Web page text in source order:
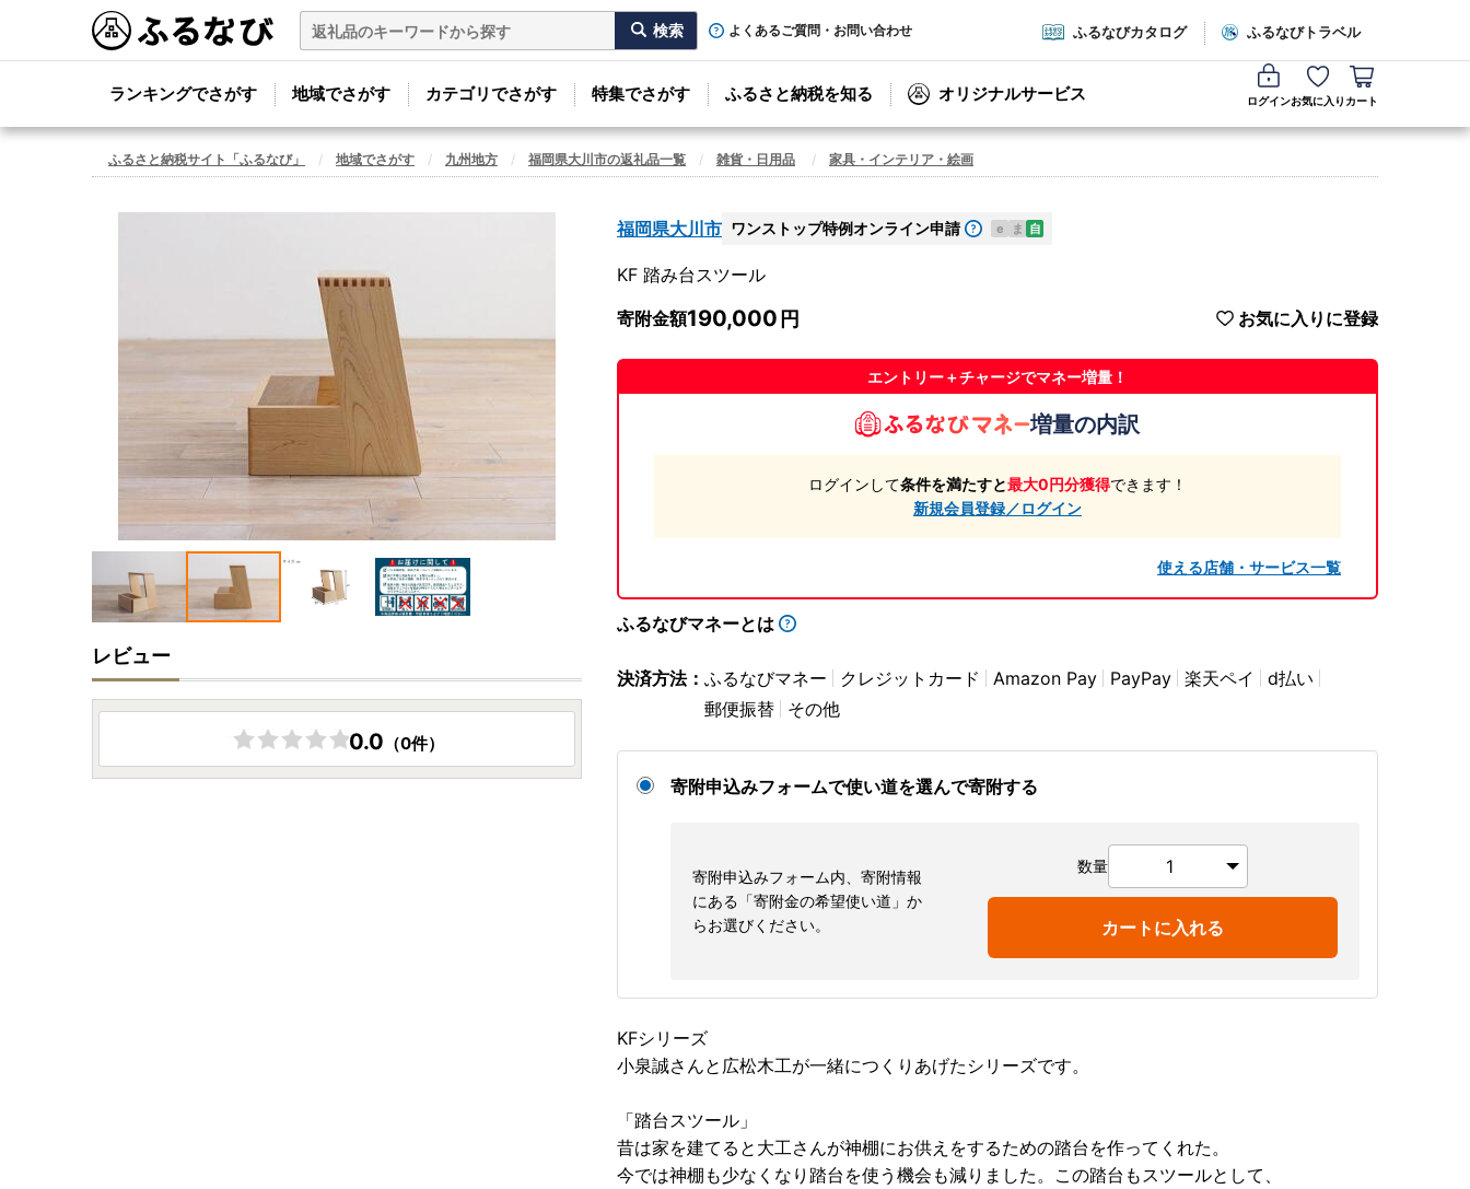
よくあるご質問・お問い合わせ ふるなびカタログ ふるなびトラベル
ランキングでさがす 地域でさがす カテゴリでさがす 特集でさがす ふるさと納税を知る オリジナルサービス ログインお気に入り カート
ふるさと納税サイト「ふるなび」 地域でさがす 九州地方 福岡県大川市の返礼品一覧 雑貨・日用品 家具・インテリア・絵画
福岡県大川市 ワンストップ特例オンライン申請 e ま 自
KF 踏み台スツール
寄附金額190,000 お気に入りに登録
エントリー＋チャージでマネー増量！
増量の内訳
ログインして条件を満たすと最大0円分獲得できます！
新規会員登録／ログイン
使える店舗・サービス一覧
ふるなびマネーとは
決済方法： ふるなびマネー クレジットカード Amazon Pay PayPay 楽天ペイ
d払い
郵便振替
その他
寄附申込みフォームで使い道を選んで寄附する
寄附申込みフォーム内、寄附情報
にある「寄附金の希望使い道」か
らお選びください。
数量
カートに入れる
KFシリーズ
小泉誠さんと広松木工が一緒につくりあげたシリーズです。
「踏台スツール」
昔は家を建てると大工さんが神棚にお供えをするための踏台を作ってくれた。
今では神棚も少なくなり踏台を使う機会も減りました。この踏台もスツールとして、
レビュー
0.0 （0件）